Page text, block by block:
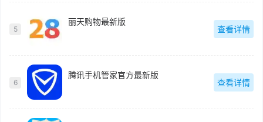
5
丽天购物最新版
查看详情
6
腾讯手机管家官方最新版
查看详情